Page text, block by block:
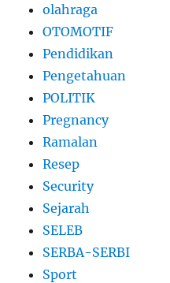
olahraga
OTOMOTIF
Pendidikan
Pengetahuan
POLITIK
Pregnancy
Ramalan
Resep
Security
Sejarah
SELEB
SERBA-SERBI
Sport